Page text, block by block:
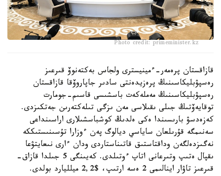
Photo credit: primeminister.kz
قازاقستان پرەمەر-ءمينيسترى ولجاس بەكتەنوۆ قىرعىز
رەسپۋبليكاسىنىڭ پرەزيدەنتى سادىر جاپاروۆقا قازاقستان
رەسپۋبليكاسىنىڭ مەملەكەت باسشىسى قاسىم-جومارت
توقايەۆتىڭ جىلى ىقىلاسى مەن ىزگى تىلەكتەرىن جەتكىزدى.
كەزەدسۋ بارىسىندا ەكى ەلدىڭ كوشباسشىلارى اراسىنداعى
سەنىمگە قۇرىلعان ساياسي ديالوگ پەن ءوزارا تۇسىنىستىككە
نەگىزدەلگەن وداقتاستىق قاتىناستاردى ودان ءارى نىعايتۋعا
ىقپال ەتىپ وتىرعانى اتاپ ءوتىلدى. كەيىنگى 5 جىلدا قازاق-
قىرعىز تاۋار اينالىمى 2 ەسە ارتىپ، $2,2 ميلليارد بولدى.